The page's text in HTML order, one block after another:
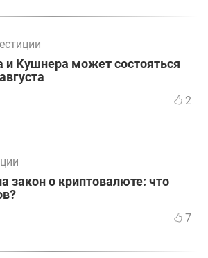
и Кушнера может состояться
2
закон о криптовалюте: что
7